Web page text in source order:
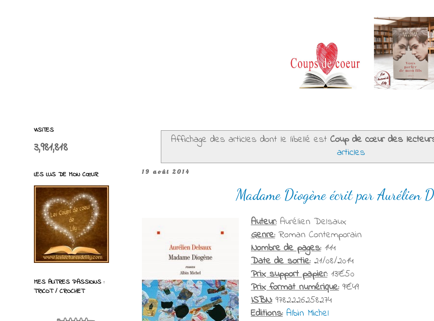
Affichage des articles dont le libellé est Coup de cœur des
articles
19 août 2014
Madame Diogène écrit par Aurélien
Auteur:Aurélien Delsaux
Genre:Roman Contemporain
Nombre de pages:144
Date de sortie:21/08/2014
Prix support papier:13€50
Prix format numérique:9€49
ISBN:9782226258274
Editions: Albin Michel
VISITES
3,981,818
LES LUS DE MON CŒUR
MES AUTRES PASSIONS :
TRICOT / CROCHET